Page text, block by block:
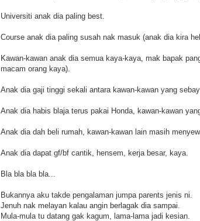
Universiti anak dia paling best.
Course anak dia paling susah nak masuk (anak dia kira
Kawan-kawan anak dia semua kaya-kaya, mak bapak
macam orang kaya).
Anak dia gaji tinggi sekali antara kawan-kawan yang
Anak dia habis blaja terus pakai Honda, kawan-kawan
Anak dia dah beli rumah, kawan-kawan lain masih
Anak dia dapat gf/bf cantik, hensem, kerja besar, kaya.
Bla bla bla bla...
Bukannya aku takde pengalaman jumpa parents jenis ni.
Jenuh nak melayan kalau angin berlagak dia sampai.
Mula-mula tu datang gak kagum, lama-lama jadi kesian.